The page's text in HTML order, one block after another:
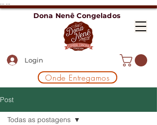
Dona Nenê Congelados
Login
Onde Entregamos
Post
Todas as postagens